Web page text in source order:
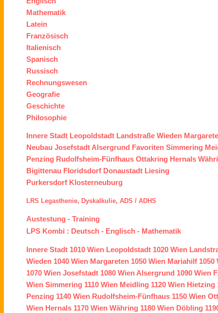
Mathematik
Latein
Französisch
Italienisch
Spanisch
Russisch
Rechnungswesen
Geografie
Geschichte
Philosophie
Innere Stadt Leopoldstadt Landstraße Wieden
Neubau JosefstadtAlsergrund Favoriten Simmering
Penzing Rudolfsheim-Fünfhaus Ottakring Hernals
Bigittenau Floridsdorf Donaustadt Liesing
Purkersdorf Klosterneuburg
LRS Legasthenie, Dyskalkulie, ADS / ADHS
Austestung -Training
LPS Kombi : Deutsch - Englisch - Mathematik
Innere Stadt 1010 Wien Leopoldstadt 1020 Wien
Wieden 1040 Wien Margareten 1050 Wien Mariahilf 1050
1070 Wien Josefstadt 1080 WienAlsergrund 1090 Wien
Wien Simmering 1110 Wien Meidling 1120 Wien Hietzing
Penzing 1140 Wien Rudolfsheim-Fünfhaus 1150 Wien
Wien Hernals 1170 Wien Währing 1180 Wien Döbling